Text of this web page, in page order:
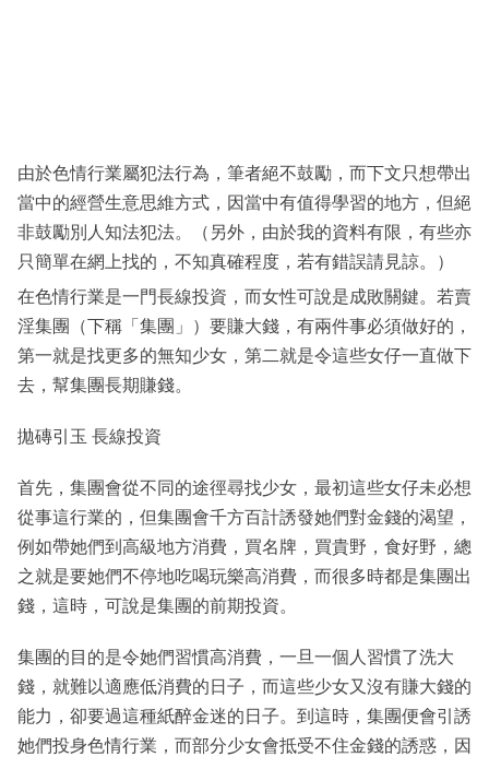
閱
專
區
由於色情行業屬犯法行為，筆者絕不鼓勵，而下文只想帶出
當中的經營生意思維方式，因當中有值得學習的地方，但絕
非鼓勵別人知法犯法。（另外，由於我的資料有限，有些亦
只簡單在網上找的，不知真確程度，若有錯誤請見諒。）
在色情行業是一門長線投資，而女性可說是成敗關鍵。若賣
淫集團（下稱「集團」）要賺大錢，有兩件事必須做好的，
第一就是找更多的無知少女，第二就是令這些女仔一直做下
去，幫集團長期賺錢。
拋磚引玉 長線投資
首先，集團會從不同的途徑尋找少女，最初這些女仔未必想
從事這行業的，但集團會千方百計誘發她們對金錢的渴望，
例如帶她們到高級地方消費，買名牌，買貴野，食好野，總
之就是要她們不停地吃喝玩樂高消費，而很多時都是集團出
錢，這時，可說是集團的前期投資。
集團的目的是令她們習慣高消費，一旦一個人習慣了洗大
錢，就難以適應低消費的日子，而這些少女又沒有賺大錢的
能力，卻要過這種紙醉金迷的日子。到這時，集團便會引誘
她們投身色情行業，而部分少女會抵受不住金錢的誘惑，因